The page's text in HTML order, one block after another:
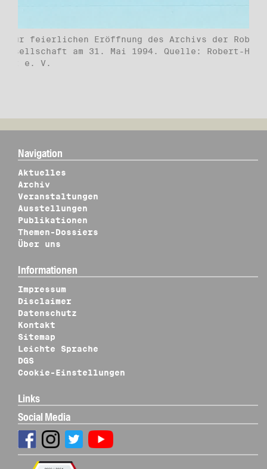
zur feierlichen Eröffnung des Archivs der
Gesellschaft am 31. Mai 1994. Quelle: Robert-
e. V.
Navigation
Aktuelles
Archiv
Veranstaltungen
Ausstellungen
Publikationen
Themen-Dossiers
Über uns
Informationen
Impressum
Disclaimer
Datenschutz
Kontakt
Sitemap
Leichte Sprache
DGS
Cookie-Einstellungen
Links
Social Media